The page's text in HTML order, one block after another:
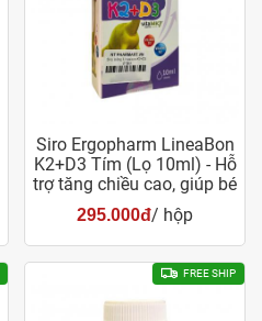
Siro Ergopharm LineaBon
K2+D3 Tím (Lọ 10ml) - Hỗ
trợ tăng chiều cao, giúp bé
khỏe mạnh
295.000đ/ hộp
FREE SHIP